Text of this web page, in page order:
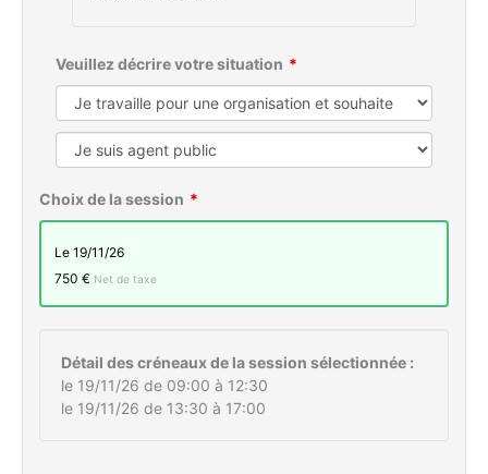
Veuillez décrire votre situation
Choix de la session
le 19/11/26
750 € Net de taxe
Détail des créneaux de la session sélectionnée :
le 19/11/26 de 09:00 à 12:30
le 19/11/26 de 13:30 à 17:00